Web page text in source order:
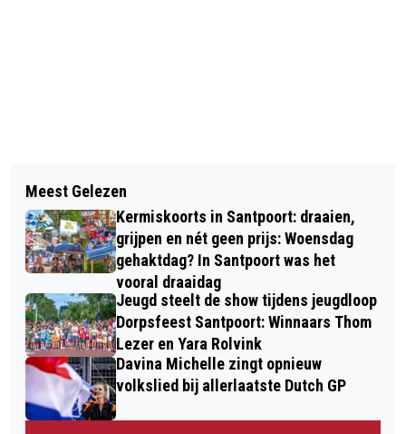
PLASTIC SOUP WALK – T/M 28 JULI
IN ZANDVOORT
NATUUR- EN MILIEUORGANISATIES
NAAR RECHTER OM DUTCH GRAND
PRIX
Meest Gelezen
Kermiskoorts in Santpoort: draaien,
grijpen en nét geen prijs: Woensdag
gehaktdag? In Santpoort was het
vooral draaidag
Jeugd steelt de show tijdens jeugdloop
Dorpsfeest Santpoort: Winnaars Thom
Lezer en Yara Rolvink
Davina Michelle zingt opnieuw
volkslied bij allerlaatste Dutch GP